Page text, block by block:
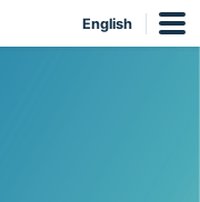
English